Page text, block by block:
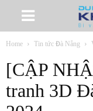
Home Tin tức Đà Nẵng
[CẬP
tranh 3D